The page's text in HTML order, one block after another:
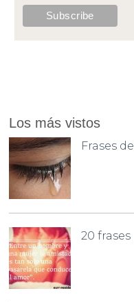
Los más vistos
Frases
20